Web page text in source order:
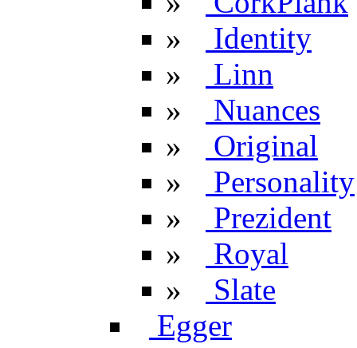
»
Identity
»
Linn
»
Nuances
»
Original
»
Personality
»
Prezident
»
Royal
»
Slate
Egger